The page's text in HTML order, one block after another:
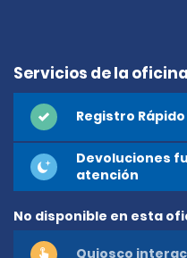
Servicios de la oficina
Registro Rápido
Devoluciones
atención
No disponible en esta
Quiosco